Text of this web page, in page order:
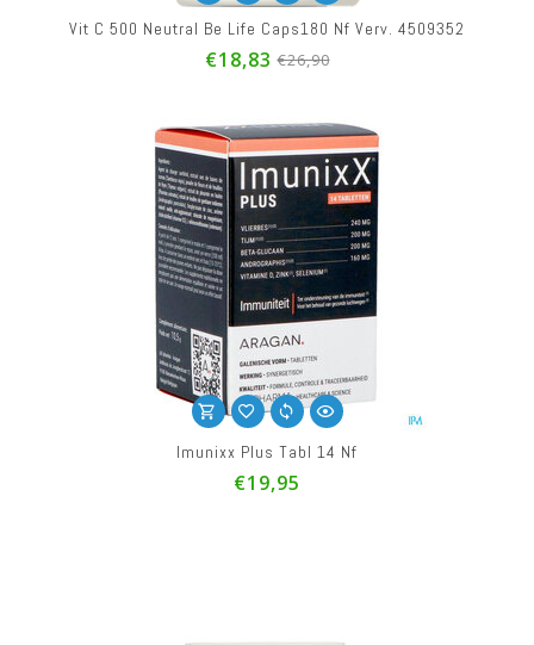
Vit C 500 Neutral Be Life Caps180 Nf Verv. 4509352
€18,83 €26,90
Imunixx Plus Tabl 14 Nf
€19,95